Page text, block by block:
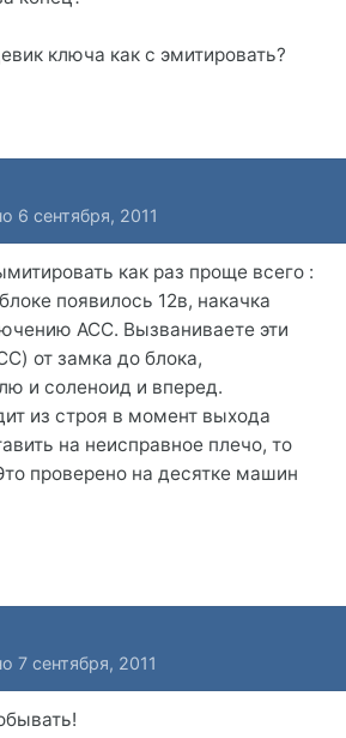
ключа как с эмитировать?
6 сентября, 2011
как раз проще всего :
появилось 12в, накачка
АСС. Вызваниваете эти
от замка до блока,
и соленоид и вперед.
из строя в момент выхода
на неисправное плечо, то
проверено на десятке машин
7 сентября, 2011